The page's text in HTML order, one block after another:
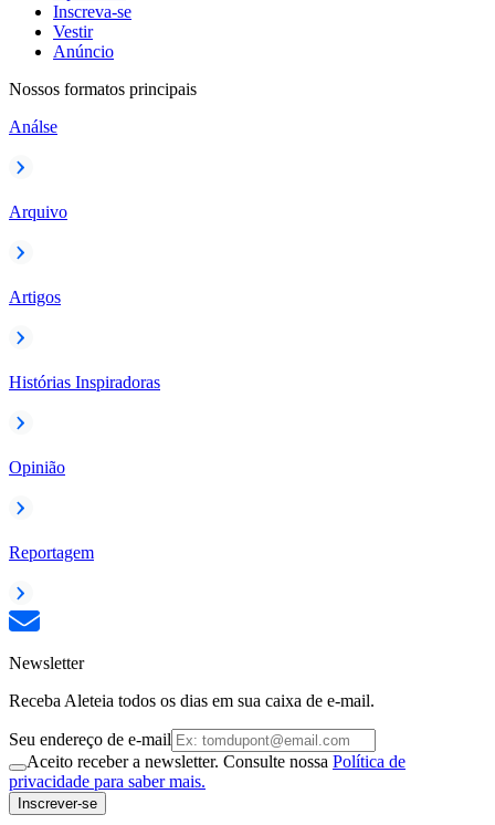
Inscreva-se
Vestir
Anúncio
Nossos formatos principais
Análse
Arquivo
Artigos
Histórias Inspiradoras
Opinião
Reportagem
Newsletter
Receba Aleteia todos os dias em sua caixa de e-mail.
Seu endereço de e-mail
Aceito receber a newsletter. Consulte nossa Política de
privacidade para saber mais.
Inscrever-se